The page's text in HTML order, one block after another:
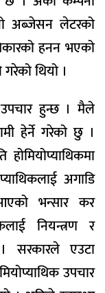
अब्जेसन लेटरको
हनन भएको
थियो ।
उपचार हुन्छ । मैले
हेर्ने गरेको छु ।
अगाडि
भन्सार कर
नियन्त्रण र
सरकारले एउटा
उपचार